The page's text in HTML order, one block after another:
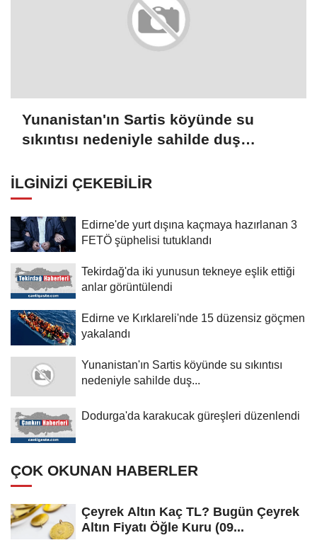
Yunanistan'ın Sartis köyünde su
sıkıntısı nedeniyle sahilde duş
İLGINIZI ÇEKEBILIR
Edirne'de yurt dışına kaçmaya hazırlanan 3
FETÖ şüphelisi tutuklandı
Tekirdağ'da iki yunusun tekneye eşlik ettiği
anlar görüntülendi
Edirne ve Kırklareli'nde 15 düzensiz göçmen
yakalandı
Yunanistan'ın Sartis köyünde su sıkıntısı
nedeniyle sahilde duş...
Dodurga'da karakucak güreşleri düzenlendi
ÇOK OKUNAN HABERLER
Çeyrek Altın Kaç TL? Bugün Çeyrek
Altın Fiyatı Öğle Kuru (09...